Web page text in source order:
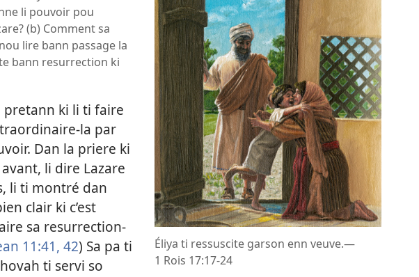
Éliya ti ressuscite garson enn veuve.—
1 Rois 17:17-24
li pouvoir pou
(b) Comment sa
lire bann passage la
bann resurrection ki
pretann ki li ti faire
la par
Dan la priere ki
li dire Lazare
li ti montré dan
clair ki c’est
sa resurrection-
11:41, 42) Sa pa ti
ti servi so